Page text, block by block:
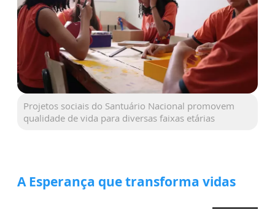
Projetos sociais do Santuário Nacional promovem
qualidade de vida para diversas faixas etárias
A Esperança que transforma vidas